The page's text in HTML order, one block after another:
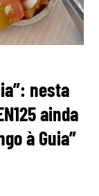
nesta
ainda
à Guia”